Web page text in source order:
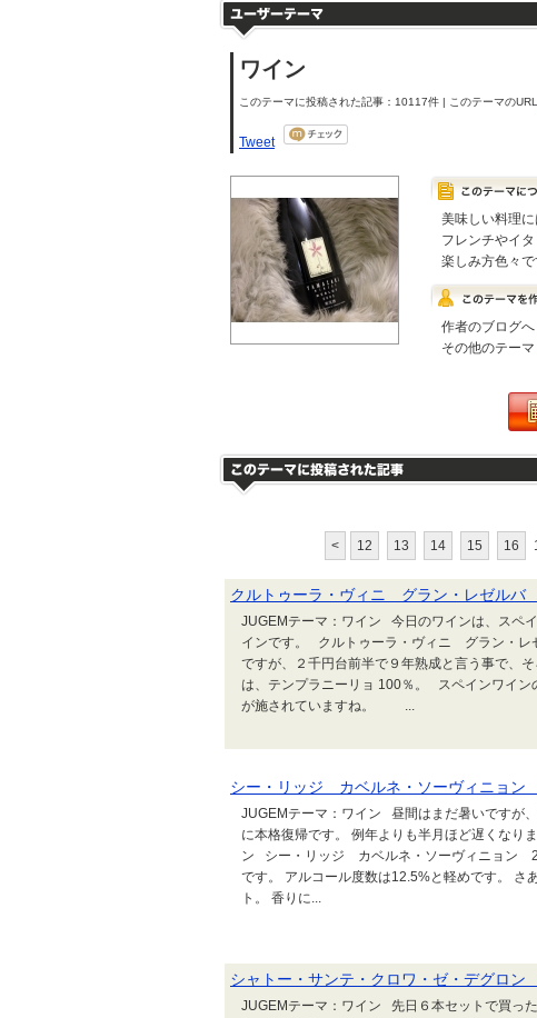
ワイン
このテーマに投稿された記事：10117件 | このテーマの
Tweet
美味しい料理
フレンチやイ
楽しみ方色々
作者のブログへ
その他のテーマ
< 12 13 14 15 16
クルトゥーラ・ヴィニ グラン・レゼル
JUGEMテーマ：ワイン 今日のワインは、スペ
インです。 クルトゥーラ・ヴィニ グラン・
ですが、２千円台前半で９年熟成と言う事で、
は、テンプラニーリョ 100％。 スペインワイン
が施されていますね。 ...
シー・リッジ カベルネ・ソーヴィニョ
JUGEMテーマ：ワイン 昼間はまだ暑いですが
に本格復帰です。 例年よりも半月ほど遅くなり
ン シー・リッジ カベルネ・ソーヴィニョン
です。 アルコール度数は12.5%と軽めです。
ト。 香りに...
シャトー・サンテ・クロワ・ゼ・デグロ
JUGEMテーマ：ワイン 先日６本セットで買っ